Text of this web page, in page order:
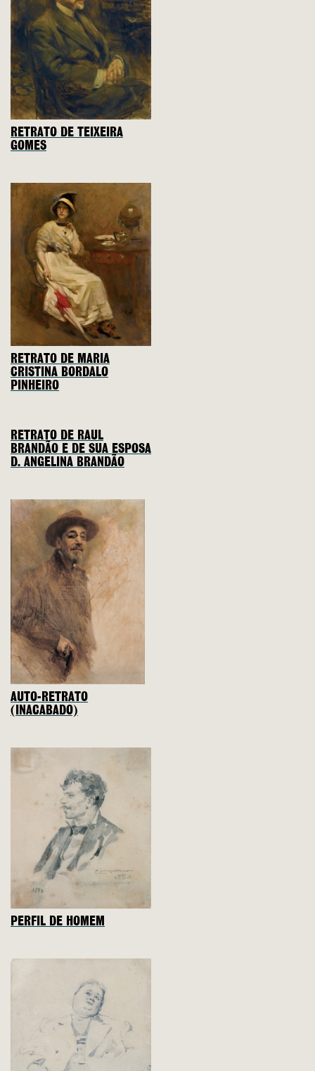
RETRATO DE TEIXEIRA
GOMES
RETRATO DE MARIA
CRISTINA BORDALO
PINHEIRO
RETRATO DE RAUL
BRANDÃO E DE SUA ESPOSA
D. ANGELINA BRANDÃO
AUTO-RETRATO
(INACABADO)
PERFIL DE HOMEM